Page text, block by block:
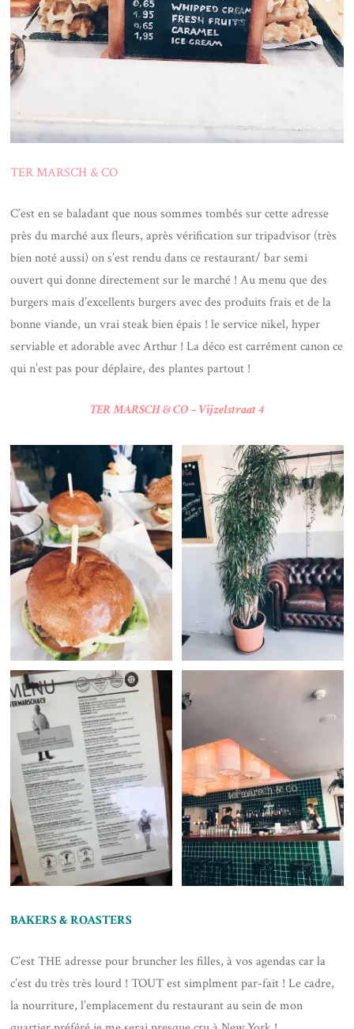
TER MARSCH & CO
C’est en se baladant que nous sommes tombés sur cette adresse
près du marché aux fleurs, après vérification sur tripadvisor (très
bien noté aussi) on s’est rendu dans ce restaurant/ bar semi
ouvert qui donne directement sur le marché ! Au menu que des
burgers mais d’excellents burgers avec des produits frais et de la
bonne viande, un vrai steak bien épais ! le service nikel, hyper
serviable et adorable avec Arthur ! La déco est carrément canon ce
qui n’est pas pour déplaire, des plantes partout !
TER MARSCH & CO –Vijzelstraat 4
BAKERS & ROASTERS
C’est THE adresse pour bruncher les filles, à vos agendas car la
c’est du très très lourd ! TOUT est simplment par-fait ! Le cadre,
la nourriture, l’emplacement du restaurant au sein de mon